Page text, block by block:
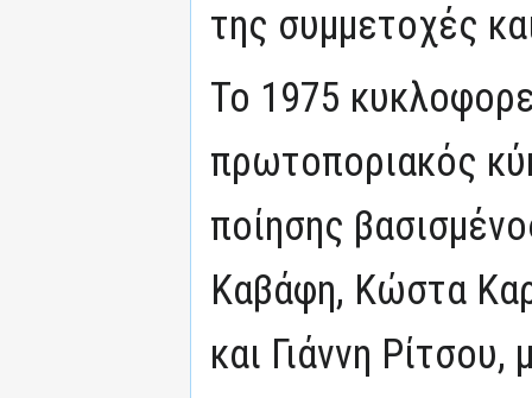
της συμμετοχές
Το 1975
πρωτοποριακός
ποίησης
Καβάφη, Κώστα
και Γιάννη